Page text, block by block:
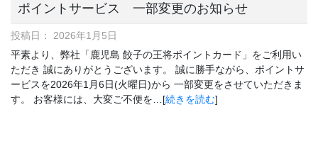
ポイントサービス 一部変更のお知らせ
投稿日： 2026年1月5日
平素より、弊社「鹿児島 餃子の王将ポイントカード」をご利用い
ただき 誠にありがとうございます。 誠に勝手ながら、ポイントサ
ービスを2026年1月6日(火曜日)から 一部変更をさせていただきま
す。 お客様には、大変ご不便を…[続きを読む]